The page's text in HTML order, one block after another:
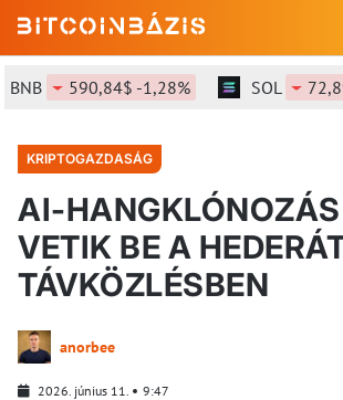
590,84$ -1,28% SOL 72,89$
KRIPTOGAZDASÁG
AI-HANGKLÓNOZÁS
VETIK BE A
TÁVKÖZLÉSBEN
anorbee
2026. június 11.
9:47